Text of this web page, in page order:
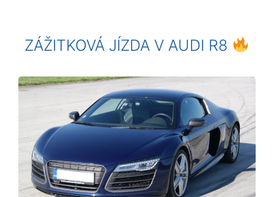
ZÁŽITKOVÁ JÍZDA V AUDI R8